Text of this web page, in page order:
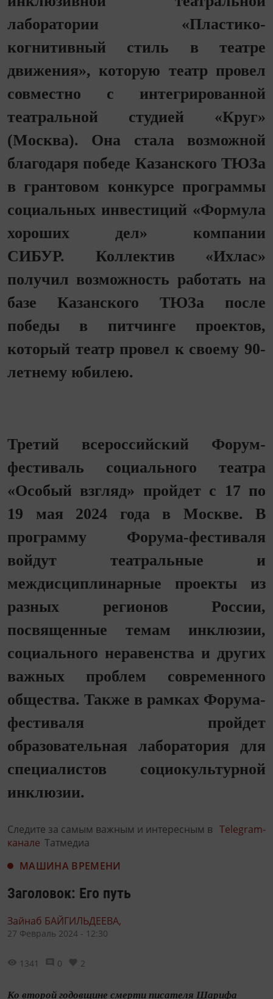
лаборатории «Пластико-
когнитивный стиль в театре
движения», которую театр провел
совместно с интегрированной
театральной студией «Круг»
(Москва). Она стала возможной
благодаря победе Казанского ТЮЗа
в грантовом конкурсе программы
социальных инвестиций «Формула
хороших дел» компании
СИБУР. Коллектив «Ихлас»
получил возможность работать на
базе Казанского ТЮЗа после
победы в питчинге проектов,
который театр провел к своему 90-
летнему юбилею.
​​​​​​​​​​​​​​Третий всероссийский Форум-
фестиваль социального театра
«Особый взгляд» пройдет с 17 по
19 мая 2024 года в Москве. В
программу Форума-фестиваля
войдут театральные и
междисциплинарные проекты из
разных регионов России,
посвященные темам инклюзии,
социального неравенства и других
важных проблем современного
общества. Также в рамках Форума-
фестиваля пройдет
образовательная лаборатория для
специалистов социокультурной
инклюзии.
Следите за самым важным и интересным в Telegram-
канале Татмедиа
МАШИНА ВРЕМЕНИ
Заголовок: Его путь
Зайнаб БАЙГИЛЬДЕЕВА,
27 Февраль 2024 - 12:30
1341 0 2
Ко второй годовщине смерти писателя Шарифа